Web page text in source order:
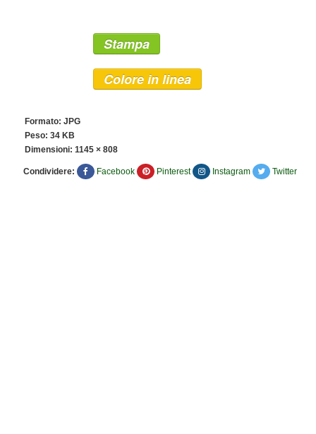
Stampa
Colore in linea
Formato: JPG
Peso: 34 KB
Dimensioni: 1145 × 808
Condividere: Facebook Pinterest Instagram Twitter